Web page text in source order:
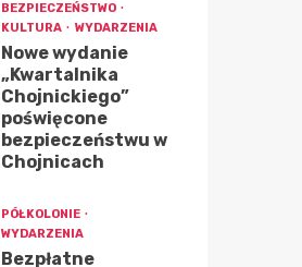
BEZPIECZEŃSTWO
KULTURA
WYDARZENIA
Nowe wydanie
„Kwartalnika
Chojnickiego”
poświęcone
bezpieczeństwu w
Chojnicach
PÓŁKOLONIE
WYDARZENIA
Bezpłatne